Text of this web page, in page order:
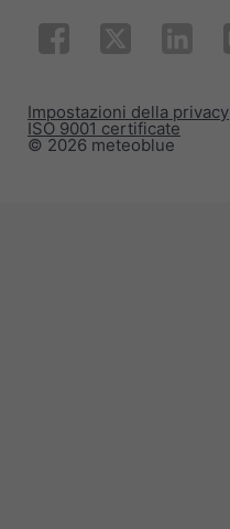
© 2026 meteoblue
ISO 9001 certificate
Impostazioni della privacy